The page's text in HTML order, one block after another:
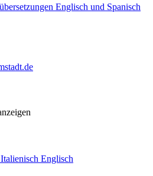
Englisch und Spanisch
Englisch